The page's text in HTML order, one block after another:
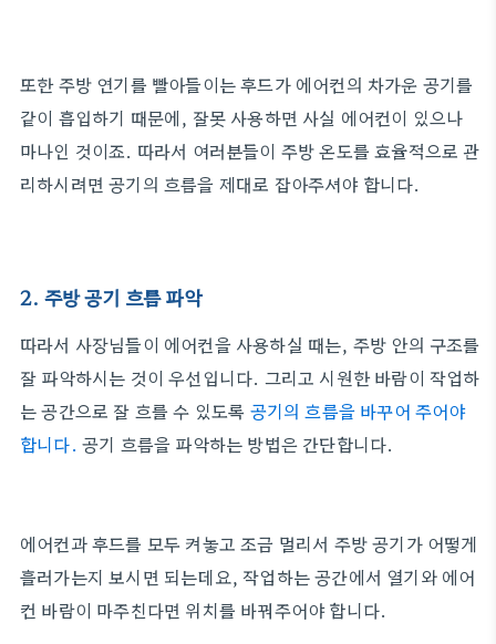
또한 주방 연기를 빨아들이는 후드가 에어컨의 차가운 공기를
같이 흡입하기 때문에, 잘못 사용하면 사실 에어컨이 있으나
마나인 것이죠. 따라서 여러분들이 주방 온도를 효율적으로 관
리하시려면 공기의 흐름을 제대로 잡아주셔야 합니다.
2. 주방 공기 흐름 파악
따라서 사장님들이 에어컨을 사용하실 때는, 주방 안의 구조를
잘 파악하시는 것이 우선입니다. 그리고 시원한 바람이 작업하
는 공간으로 잘 흐를 수 있도록 공기의 흐름을 바꾸어 주어야
합니다. 공기 흐름을 파악하는 방법은 간단합니다.
에어컨과 후드를 모두 켜놓고 조금 멀리서 주방 공기가 어떻게
흘러가는지 보시면 되는데요, 작업하는 공간에서 열기와 에어
컨 바람이 마주친다면 위치를 바꿔주어야 합니다.